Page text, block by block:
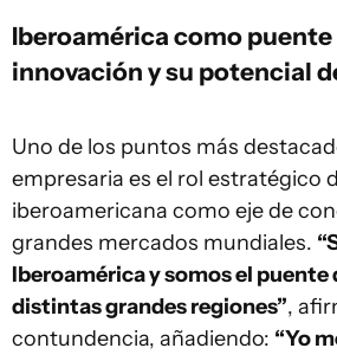
Iberoamérica como
innovación y su potencial
Uno de los puntos más
empresaria es el rol estratégico
iberoamericana como eje de
grandes mercados mundiales.
Iberoamérica y somos el puente
distintas grandes regiones”,
contundencia, añadiendo: “Yo